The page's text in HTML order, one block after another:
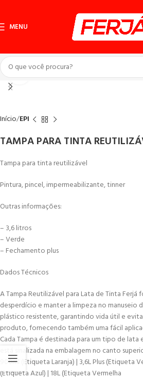
MENU
Click to enlarge
Início EPI
TAMPA PARA TINTA
Tampa para tinta reutilizável
Pintura, pincel, impermeabilizante, tinner
Outras informações:
– 3,6 litros
– Verde
– Fechamento plus
Dados Técnicos
A Tampa Reutilizável para Lata de Tinta
desperdício e manter a limpeza no manuseio
plástico resistente, garantindo vida útil e
produto, fornecendo também uma fácil
Cada Tampa é destinada para um tipo de
está sinalizada na embalagem no canto
900ml (Etiqueta Laranja) | 3,6L Plus (Etiqueta
(Etiqueta Azul) | 18L (Etiqueta Vermelha